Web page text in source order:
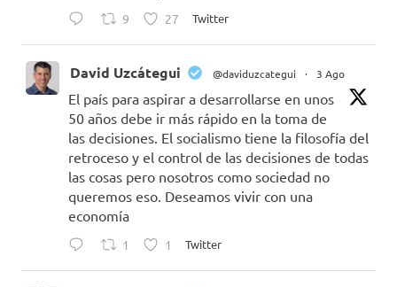
9 27 Twitter
David Uzcátegui @daviduzcategui · 3 Ago
El país para aspirar a desarrollarse en unos
50 años debe ir más rápido en la toma de
las decisiones. El socialismo tiene la filosofía del
retroceso y el control de las decisiones de todas
las cosas pero nosotros como sociedad no
queremos eso. Deseamos vivir con una
economía
1 1 Twitter